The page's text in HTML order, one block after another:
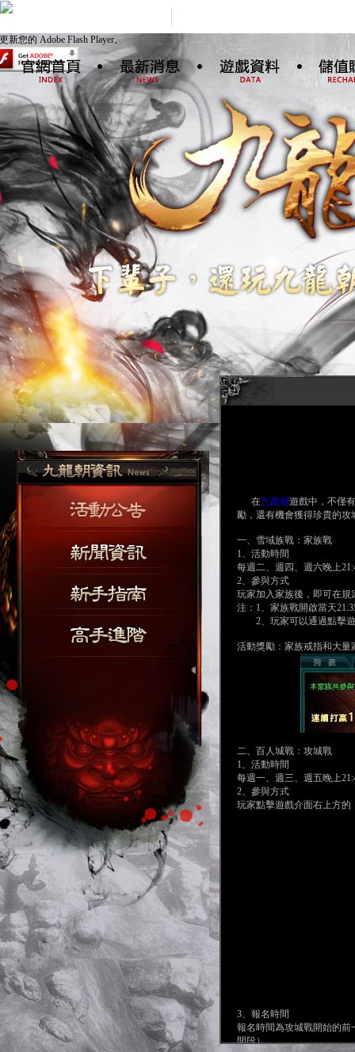
新聞公告
好康活動
新手指南
高手進階
特色系統
新您的 Adobe Flash Player。
在九龍朝遊戲中，不僅
勵，還有機會獲得珍貴的
一、雪域族戰：家族戰
1、活動時間
每週二、週四、週六晚上
2、參與方式
玩家加入家族後，即可在規
注：1、家族戰開啟當天
2、玩家可以通過點擊遊
活動獎勵：家族戒指和大
二、百人城戰：攻城戰
1、活動時間
每週一、週三、週五晚上
2、參與方式
玩家點擊遊戲介面右上方
3、報名時間
報名時間為攻城戰開始的前
間段）